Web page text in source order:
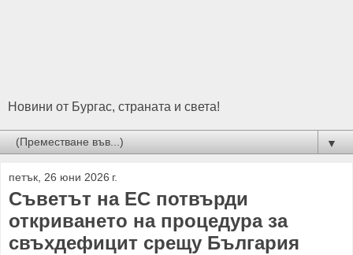
Новини от Бургас, страната и света!
▼
петък, 26 юни 2026 г.
Съветът на ЕС потвърди
откриването на процедура за
свъхдефицит срещу България